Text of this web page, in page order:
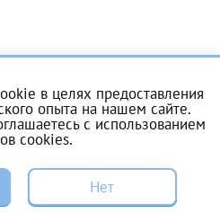
Telegram Max
в целях предоставления
опыта на нашем сайте.
с использованием
cookies.
Нет